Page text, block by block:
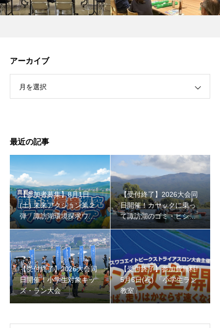
アーカイブ
月を選択
最近の記事
【参加者募集】8月1日
(土) 未来アクション第２
弾「諏訪湖環境探求ワー
クショップ」小学４年生
から！
【受付終了】2026大会同
日開催！カヤックに乗っ
て諏訪湖のゴミ・ヒシを
回収しよう！
【受付終了】2026大会同
日開催！小学生対象キッ
ズ・ラン大会
【受付終了】参加費無料!
5月6日(祝) 「小学生ラン
教室」